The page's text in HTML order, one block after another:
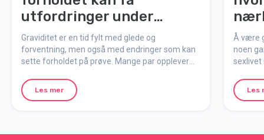
utfordringer under
graviditeten!
Graviditet er en tid fylt med glede og
forventning, men også med endringer som kan
sette forholdet på prøve. Mange par opplever
det er helt normalt. Her er ni vanlige årsaker til at
forhold kan oppleve utfordringer under
Les mer
Å være
noen
sexlivet
Les